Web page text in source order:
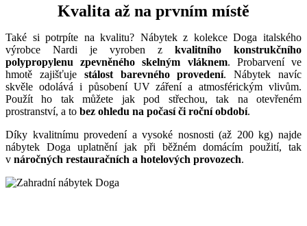
Kvalita až na prvním místě
Také si potrpíte na kvalitu? Nábytek z kolekce Doga italského
výrobce Nardi je vyroben z kvalitního konstrukčního
polypropylenu zpevněného skelným vláknem. Probarvení ve
hmotě zajišťuje stálost barevného provedení. Nábytek navíc
skvěle odolává i působení UV záření a atmosférickým vlivům.
Použít ho tak můžete jak pod střechou, tak na otevřeném
prostranství, a to bez ohledu na počasí či roční období.
Díky kvalitnímu provedení a vysoké nosnosti (až 200 kg) najde
nábytek Doga uplatnění jak při běžném domácím použití, tak
v náročných restauračních a hotelových provozech.